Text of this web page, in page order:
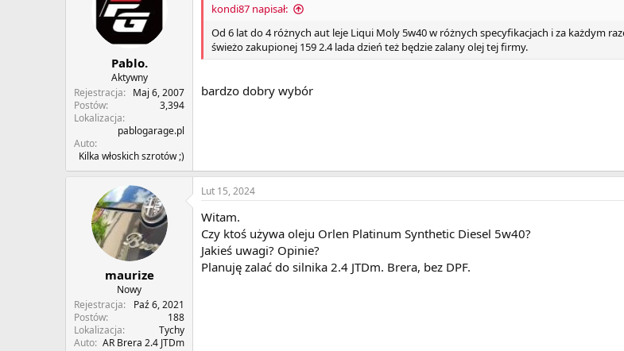
Pablo.
Aktywny
Rejestracja
Maj 6, 2007
Postów
3,394
Lokalizacja
pablogarage.pl
Auto
Kilka włoskich szrotów ;)
kondi87 napisał:
Od 6 lat do 4 różnych aut leje Liqui Moly 5w40 w różnych specyfikacjach i za każdym
świeżo zakupionej 159 2.4 lada dzień też będzie zalany olej tej firmy.
bardzo dobry wybór
maurize
Nowy
Rejestracja
Paź 6, 2021
Postów
188
Lokalizacja
Tychy
Auto AR Brera 2.4 JTDm
Lut 15, 2024
Witam.
Czy ktoś używa oleju Orlen Platinum Synthetic Diesel 5w40?
Jakieś uwagi? Opinie?
Planuję zalać do silnika 2.4 JTDm. Brera, bez DPF.